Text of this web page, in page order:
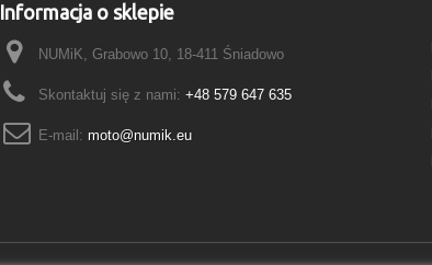
Informacja o sklepie
NUMiK, Grabowo 10, 18-411 Śniadowo
Skontaktuj się z nami: +48 579 647 635
E-mail: moto@numik.eu